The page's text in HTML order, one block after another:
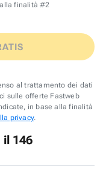
finalità #2
al trattamento dei dati
sulle offerte Fastweb
in base alla finalità
privacy.
146